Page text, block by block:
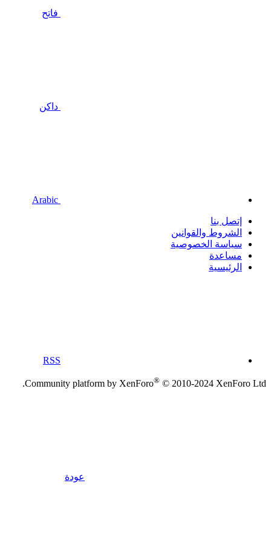
فاتح
داكن
إتصل بنا
الشروط والقوانين
سياسة الخصوصية
مساعدة
الرئيسية
RSS
Community platform by XenForo® © 2010-2024 XenForo Ltd.
عودة